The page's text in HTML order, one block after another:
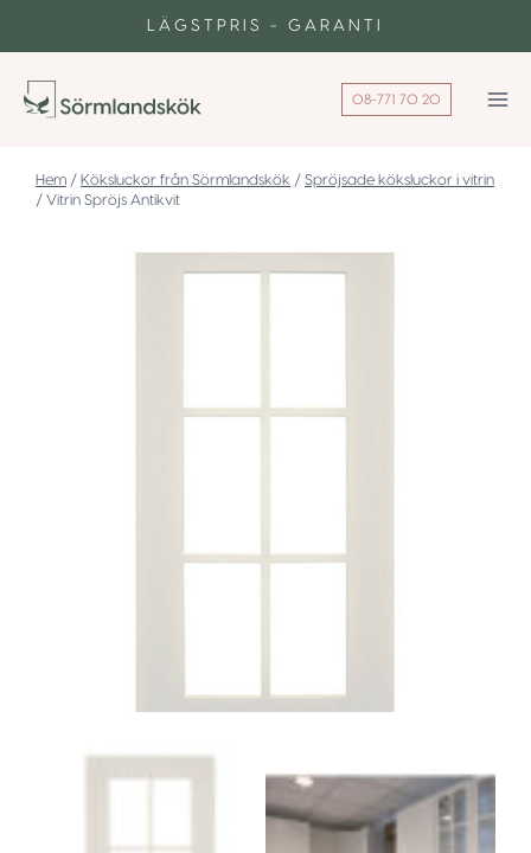
LÄGSTPRIS - GARANTI
08-771 70 20
/ Köksluckor från Sörmlandskök / Spröjsade köksluckor i vitrin
/ Vitrin Spröjs Antikvit